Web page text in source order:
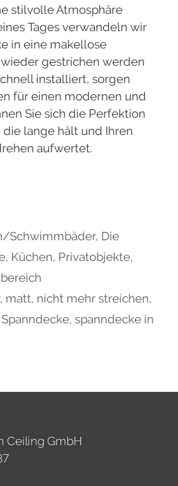
stilvolle Atmosphäre
Tages verwandeln wir
in eine makellose
gestrichen werden
installiert, sorgen
für einen modernen und
Sie sich die Perfektion
lange hält und Ihren
aufwertet.
Schwimmbäder, Die
, Küchen, Privatobjekte,
, matt, nicht mehr streichen,
Spanndecke, spanndecke in
Ceiling GmbH